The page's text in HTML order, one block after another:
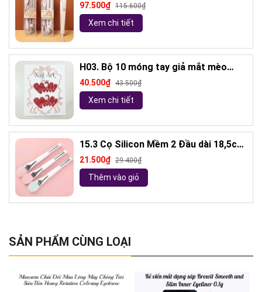
97.500₫ 115.600₫
Xem chi tiết
H03. Bộ 10 móng tay giả mắt mèo
kèm keo và giũa móng (ngẫu nhiên)
40.500₫ 43.500₫
Xem chi tiết
15.3 Cọ Silicon Mềm 2 Đầu dài 18,5cm
( ngẫu nhiên)
21.500₫ 29.400₫
Thêm vào giỏ
SẢN PHẨM CÙNG LOẠI